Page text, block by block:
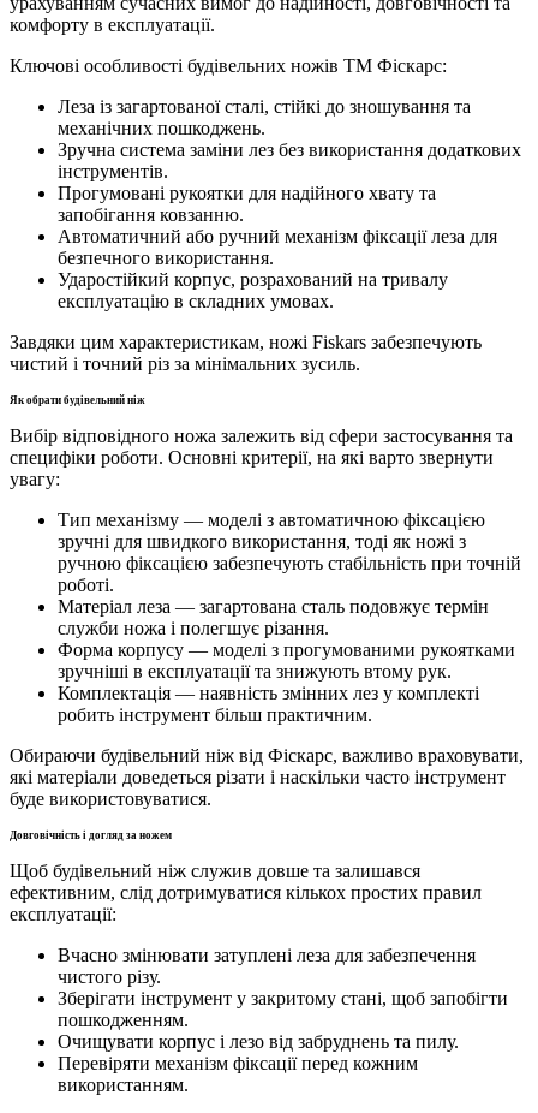
комфорту в експлуатації.
Ключові особливості будівельних ножів ТМ Фіскарс:
Леза із загартованої сталі, стійкі до зношування та
механічних пошкоджень.
Зручна система заміни лез без використання додаткових
інструментів.
Прогумовані рукоятки для надійного хвату та
запобігання ковзанню.
Автоматичний або ручний механізм фіксації леза для
безпечного використання.
Ударостійкий корпус, розрахований на тривалу
експлуатацію в складних умовах.
Завдяки цим характеристикам, ножі Fiskars забезпечують
чистий і точний різ за мінімальних зусиль.
Як обрати будівельний ніж
Вибір відповідного ножа залежить від сфери застосування та
специфіки роботи. Основні критерії, на які варто звернути
увагу:
Тип механізму — моделі з автоматичною фіксацією
зручні для швидкого використання, тоді як ножі з
ручною фіксацією забезпечують стабільність при точній
роботі.
Матеріал леза — загартована сталь подовжує термін
служби ножа і полегшує різання.
Форма корпусу — моделі з прогумованими рукоятками
зручніші в експлуатації та знижують втому рук.
Комплектація — наявність змінних лез у комплекті
робить інструмент більш практичним.
Обираючи будівельний ніж від Фіскарс, важливо враховувати,
які матеріали доведеться різати і наскільки часто інструмент
буде використовуватися.
Довговічність і догляд за ножем
Щоб будівельний ніж служив довше та залишався
ефективним, слід дотримуватися кількох простих правил
експлуатації:
Вчасно змінювати затуплені леза для забезпечення
чистого різу.
Зберігати інструмент у закритому стані, щоб запобігти
пошкодженням.
Очищувати корпус і лезо від забруднень та пилу.
Перевіряти механізм фіксації перед кожним
використанням.